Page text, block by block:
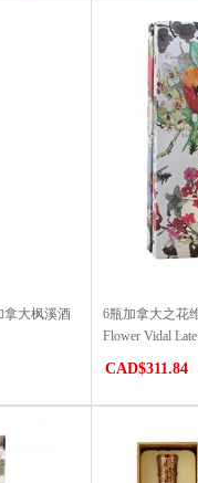
拿大枫溪酒
6瓶加拿大之花
Flower Vidal
CAD$311.84